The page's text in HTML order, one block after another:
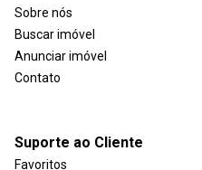
Sobre nós
Buscar imóvel
Anunciar imóvel
Contato
Suporte ao Cliente
Favoritos